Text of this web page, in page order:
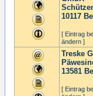
10117
[ Eintrag
ändern ]
Treske
13581
[ Eintrag